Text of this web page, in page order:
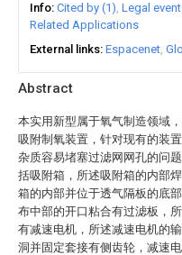
Abstract
本实用新型属于氧气制造领域
吸附制氧装置，针对现有的装
杂质容易堵塞过滤网网孔的问
括吸附箱，所述吸附箱的内部
箱的内部并位于透气隔板的底
布中部的开口粘合有过滤板，
有减速电机，所述减速电机的
洞并固定套接有侧齿轮，减速
Info Cited by (1) Legal
Related Applications
External links Espacenet